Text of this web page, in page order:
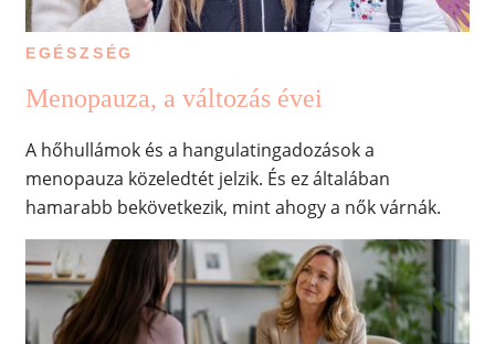
EGÉSZSÉG
Menopauza, a változás évei
A hőhullámok és a hangulatingadozások a
menopauza közeledtét jelzik. És ez általában
hamarabb bekövetkezik, mint ahogy a nők várnák.